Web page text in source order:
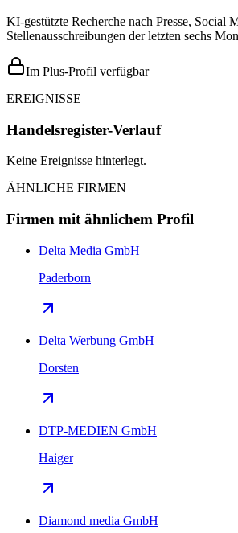
KI-gestützte Recherche nach Presse, Social
Stellenausschreibungen der letzten sechs
Im Plus-Profil verfügbar
EREIGNISSE
Handelsregister-Verlauf
Keine Ereignisse hinterlegt.
ÄHNLICHE FIRMEN
Firmen mit ähnlichem Profil
Delta Media GmbH
Paderborn
Delta Werbung GmbH
Dorsten
DTP-MEDIEN GmbH
Haiger
Diamond media GmbH